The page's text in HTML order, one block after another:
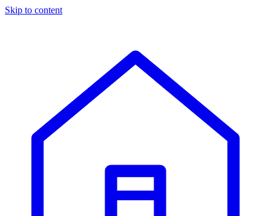
Skip to content